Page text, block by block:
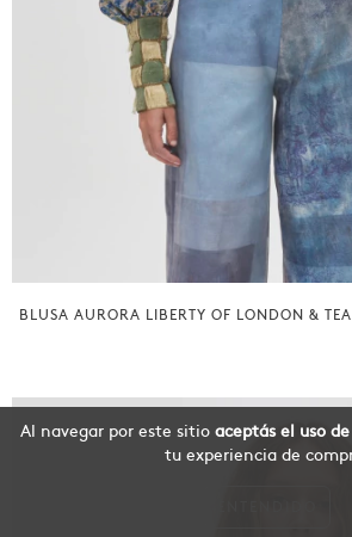
Al navegar por este sitio aceptás el uso
tu experiencia de
BLUSA AURORA LIBERTY OF LONDON &